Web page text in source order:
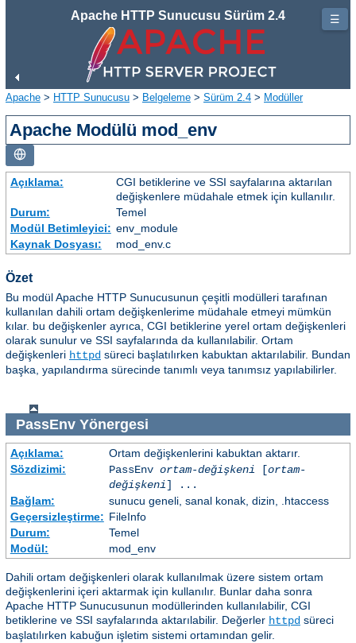
Apache HTTP Sunucusu Sürüm 2.4
Apache > HTTP Sunucusu > Belgeleme > Sürüm 2.4 > Modüller
Apache Modülü mod_env
Açıklama:
CGI betiklerine ve SSI sayfalarına aktarılan
değişkenlere müdahale etmek için kullanılır.
Durum:
Temel
Modül Betimleyici: env_module
Kaynak Dosyası:
mod_env.c
Özet
Bu modül Apache HTTP Sunucusunun çeşitli modülleri tarafınan
kullanılan dahili ortam değişkenlerime müdahale etmeyi mümkün
kılar. bu değişkenler ayrıca, CGI betiklerine yerel ortam değişkenleri
olarak sunulur ve SSI sayfalarında da kullanılabilir. Ortam
değişkenleri httpd süreci başlatılırken kabuktan aktarılabilir. Bundan
başka, yapılandırma sürecinde tanımlı veya tanımsız yapılabilirler.
PassEnvYönergesi
Açıklama:
Ortam değişkenlerini kabuktan aktarır.
Sözdizimi:
PassEnv ortam-değişkeni [ortam-
değişkeni] ...
Bağlam:
sunucu geneli, sanal konak, dizin, .htaccess
Geçersizleştirme: FileInfo
Durum:
Temel
Modül:
mod_env
Dahili ortam değişkenleri olarak kullanılmak üzere sistem ortam
değişkenlerini içeri aktarmak için kullanılır. Bunlar daha sonra
Apache HTTP Sunucusunun modüllerinden kullanılabilir, CGI
betiklerine ve SSI sayfalarında aktarılabilir. Değerler httpd süreci
başlatılırken kabuğun işletim sistemi ortamından gelir.
☰